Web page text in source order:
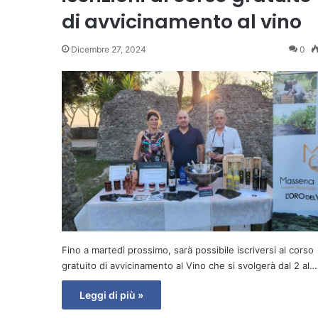
di avvicinamento al vino
Dicembre 27, 2024 0
Fino a martedì prossimo, sarà possibile iscriversi al corso
gratuito di avvicinamento al Vino che si svolgerà dal 2 al…
Leggi di più »